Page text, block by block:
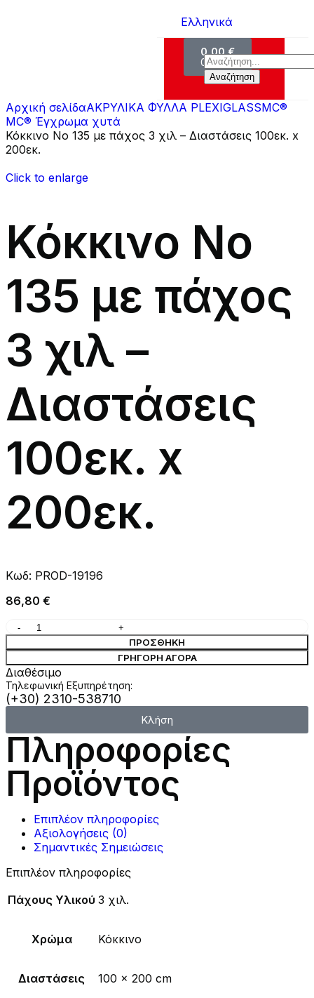
Ελληνικά
Προϊόντα
0,00 €
0
Αναζήτηση
Αρχική σελίδαΑΚΡΥΛΙΚΑ ΦΥΛΛΑ PLEXIGLASSMC®
MC® Έγχρωμα χυτά
Κόκκινο Νο 135 με πάχος 3 χιλ – Διαστάσεις 100εκ. x
200εκ.
Click to enlarge
Κόκκινο Νο
135 με πάχος
3 χιλ –
Διαστάσεις
100εκ. x
200εκ.
Κωδ: PROD-19196
86,80 €
ΠΡΟΣΘΉΚΗ
ΓΡΉΓΟΡΗ ΑΓΟΡΆ
Διαθέσιμο
Τηλεφωνική Εξυπηρέτηση:
(+30) 2310-538710
Κλήση
Πληροφορίες
Προϊόντος
Επιπλέον πληροφορίες
Αξιολογήσεις (0)
Σημαντικές Σημειώσεις
Επιπλέον πληροφορίες
Πάχους Υλικού 3 χιλ.
Χρώμα Κόκκινο
Διαστάσεις
100 x 200 cm